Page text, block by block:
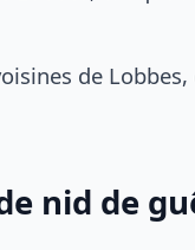
de
nid de